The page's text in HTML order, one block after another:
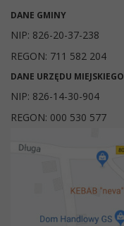
DANE GMINY
NIP: 826-20-37-238
REGON: 711 582 204
DANE URZĘDU MIEJSKIEGO
NIP: 826-14-30-904
REGON: 000 530 577